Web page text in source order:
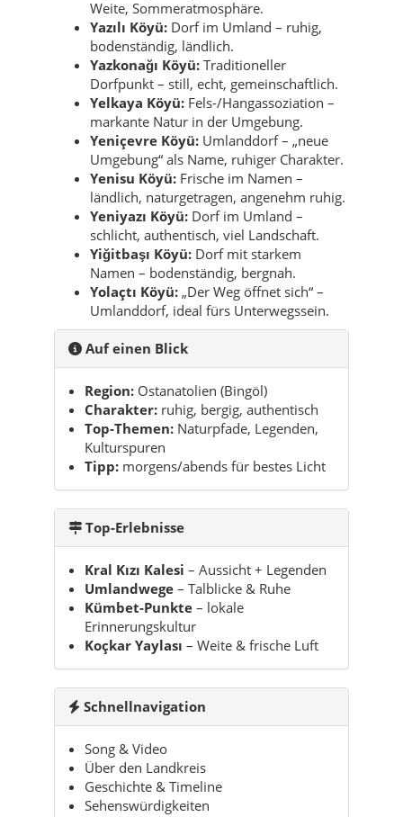
Weite, Sommeratmosphäre.
Yazılı Köyü: Dorf im Umland – ruhig,
bodenständig, ländlich.
Yazkonağı Köyü: Traditioneller
Dorfpunkt – still, echt, gemeinschaftlich.
Yelkaya Köyü: Fels-/Hangassoziation –
markante Natur in der Umgebung.
Yeniçevre Köyü: Umlanddorf – „neue
Umgebung“ als Name, ruhiger Charakter.
Yenisu Köyü: Frische im Namen –
ländlich, naturgetragen, angenehm ruhig.
Yeniyazı Köyü: Dorf im Umland –
schlicht, authentisch, viel Landschaft.
Yiğitbaşı Köyü: Dorf mit starkem
Namen – bodenständig, bergnah.
Yolaçtı Köyü: „Der Weg öffnet sich“ –
Umlanddorf, ideal fürs Unterwegssein.
Auf einen Blick
Region: Ostanatolien (Bingöl)
Charakter: ruhig, bergig, authentisch
Top-Themen: Naturpfade, Legenden,
Kulturspuren
Tipp: morgens/abends für bestes Licht
Top-Erlebnisse
Kral Kızı Kalesi – Aussicht + Legenden
Umlandwege – Talblicke & Ruhe
Kümbet-Punkte – lokale
Erinnerungskultur
Koçkar Yaylası – Weite & frische Luft
Schnellnavigation
Song & Video
Über den Landkreis
Geschichte & Timeline
Sehenswürdigkeiten